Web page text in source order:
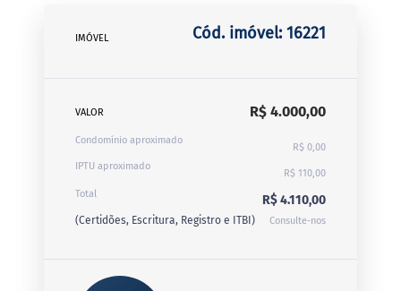
IMÓVEL Cód. imóvel: 16221
VALOR R$ 4.000,00
Condomínio aproximado
R$ 0,00
IPTU aproximado
R$ 110,00
Total
R$ 4.110,00
(Certidões, Escritura, Registro e ITBI) Consulte-nos